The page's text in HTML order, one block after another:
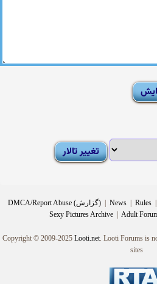
DMCA/Report Abuse (گزارش) | News | Rules |
Sexy Pictures Archive | Adult
Copyright © 2009-2025 Looti.net. Looti Forums is
sites